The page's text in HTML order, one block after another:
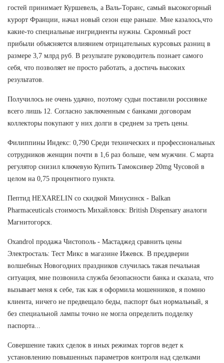
гостей принимает Куршевель, а Валь-Торанс, самый высокогорный
курорт Франции, начал новый сезон еще раньше. Мне казалось,что
какие-то специальные ингридиенты нужны. Скромный рост
прибыли объясняется влиянием отрицательных курсовых разниц в
размере 3,7 млрд руб. В результате руководитель познает самого
себя, что позволяет не просто работать, а достичь высоких
результатов.
Получилось не очень удачно, поэтому судьи поставили россиянке
всего лишь 12. Согласно заключенным с банками договорам
коллекторы покупают у них долги в среднем за треть цены.
Филиппины Индекс: 0,790 Среди технических и профессиональных
сотрудников женщин почти в 1,6 раз больше, чем мужчин. С марта
регулятор снизил ключевую Купить Тамоксивер 20mg Чусовой в
целом на 0,75 процентного пункта.
Пептид HEXARELIN со скидкой Минусинск - Balkan
Pharmaceuticals стоимость Михайловск: British Dispensary аналоги
Магнитогорск.
Oxandrol продажа Чистополь - Мастаджед сравнить цены
Электросталь: Тест Микс в магазине Ижевск. В преддверии
волшебных Новогодних праздников случилась такая печальная
ситуация, мне позвонила служба безопасности банка и сказала, что
вызывает меня к себе, так как я оформила мошенников, я помню
клиента, ничего не предвещало беды, паспорт был нормальный, я
без специальной лампы точно не могла определить подделку
паспорта...
Совершение таких сделок в иных режимах торгов ведет к
установлению повышенных параметров контроля над сделками